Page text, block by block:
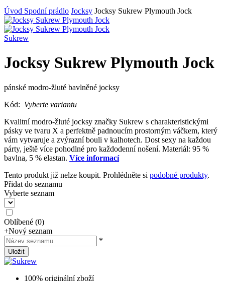
Úvod Spodní prádlo Jocksy Jocksy Sukrew Plymouth Jock
Sukrew
Jocksy Sukrew Plymouth Jock
pánské modro-žluté bavlněné jocksy
Kód: Vyberte variantu
Kvalitní modro-žluté jocksy značky Sukrew s charakteristickými
pásky ve tvaru X a perfektně padnoucím prostorným váčkem, který
vám vytvaruje a zvýrazní bouli v kalhotech. Dost sexy na každou
párty, ještě více pohodlné pro každodenní nošení. Materiál: 95 %
bavlna, 5 % elastan. Více informací
Tento produkt již nelze koupit. Prohlédněte si podobné produkty.
Přidat do seznamu
Vyberte seznam
Oblíbené (0)
+Nový seznam
*
Uložit
100% originální zboží